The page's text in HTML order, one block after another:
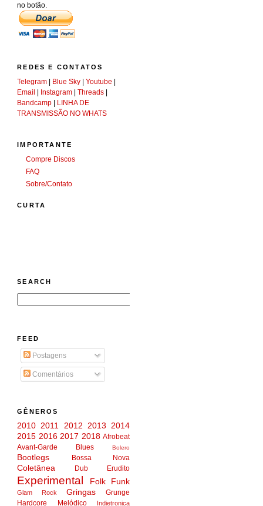
no botão.
REDES E CONTATOS
Telegram | Blue Sky |Youtube |
Email | Instagram |Threads |
Bandcamp | LINHA DE
TRANSMISSÃO NO WHATS
IMPORTANTE
Compre Discos
FAQ
Sobre/Contato
CURTA
SEARCH
FEED
Postagens
Comentários
GÊNEROS
2010 2011 2012 2013 2014
2015 2016 2017 2018 Afrobeat
Avant-Garde
Blues Bolero
Bootlegs Bossa Nova
Coletânea Dub Erudito
Experimental Folk Funk
Glam Rock Gringas
Grunge
Hardcore Melódico
Indietronica